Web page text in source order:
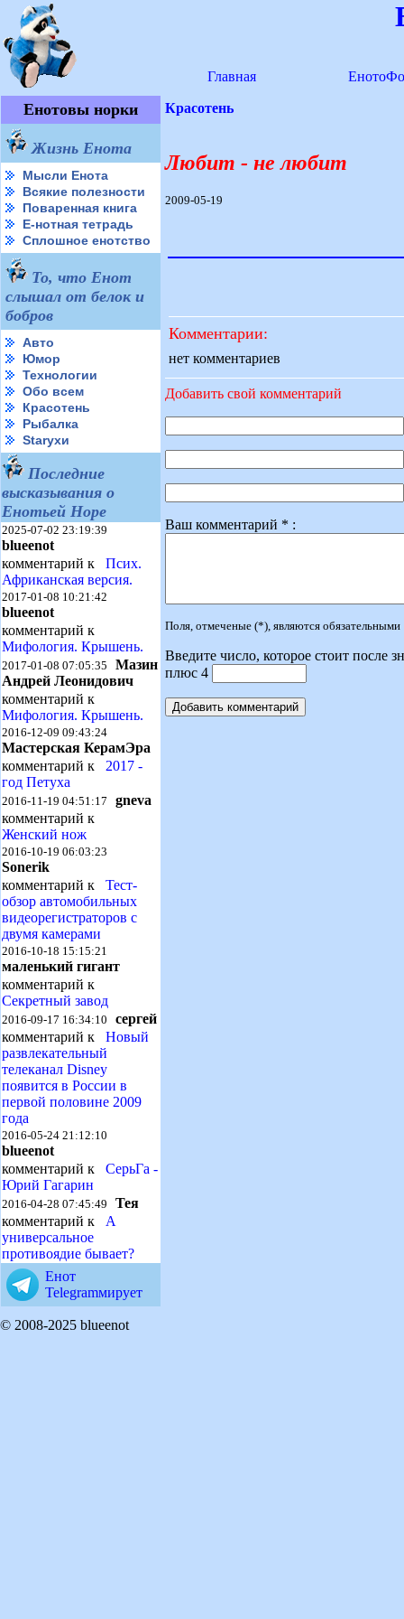
Главная
Енотовы норки
Жизнь Енота
Мысли Енота
Всякие полезности
Поваренная книга
Е-нотная тетрадь
Сплошное енотство
То, что Енот
слышал от белок и
бобров
Авто
Юмор
Технологии
Обо всем
Красотень
Рыбалка
Starухи
Последние
высказывания о
Енотьей Норе
2025-07-02 23:19:39
blueenot
комментарий к Псих.
Африканская версия.
2017-01-08 10:21:42
blueenot
комментарий к
Мифология. Крышень.
2017-01-08 07:05:35 Мазин
Андрей Леонидович
комментарий к
Мифология. Крышень.
2016-12-09 09:43:24
Мастерская КерамЭра
комментарий к 2017 -
год Петуха
2016-11-19 04:51:17 gneva
комментарий к
Женский нож
2016-10-19 06:03:23
Sonerik
комментарий к Тест-
обзор автомобильных
видеорегистраторов с
двумя камерами
2016-10-18 15:15:21
маленький гигант
комментарий к
Секретный завод
2016-09-17 16:34:10 сергей
комментарий к Новый
развлекательный
телеканал Disney
появится в России в
первой половине 2009
года
2016-05-24 21:12:10
blueenot
комментарий к СерьГа -
Юрий Гагарин
2016-04-28 07:45:49 Тея
комментарий к А
универсальное
противоядие бывает?
Енот
Telegramмирует
Красотень
Любит - не любит
2009-05-19
Комментарии:
нет комментариев
Добавить свой комментарий
Ваш комментарий * :
Поля, отмеченые (*), являются обязательными
Введите число, которое стоит после
плюс 4
© 2008-2025 blueenot